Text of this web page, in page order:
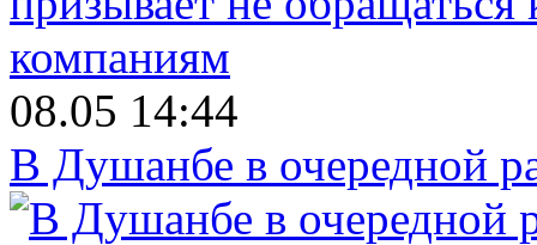
08.05 14:44
В Душанбе в очередной